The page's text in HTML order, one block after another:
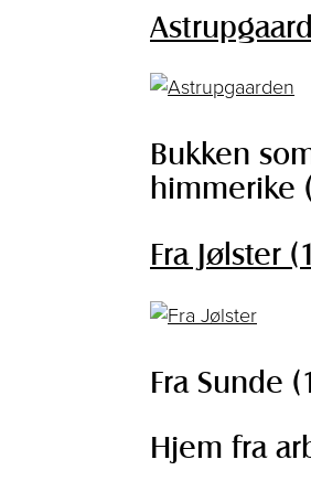
Bukken
himmerike
Fra Jølster
Fra Sunde
Hjem fra